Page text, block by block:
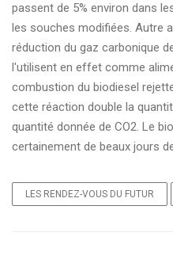
passent de 5% environ dans
les souches modifiées. Autre
réduction du gaz carbonique
l'utilisent en effet comme
combustion du biodiesel
cette réaction double la
quantité donnée de CO2. Le
certainement de beaux jours
LES RENDEZ-VOUS DU FUTUR